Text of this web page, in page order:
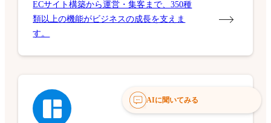
ECサイト構築から運営・集客まで、350種
類以上の機能がビジネスの成長を支えま
す。
AIに聞いてみる